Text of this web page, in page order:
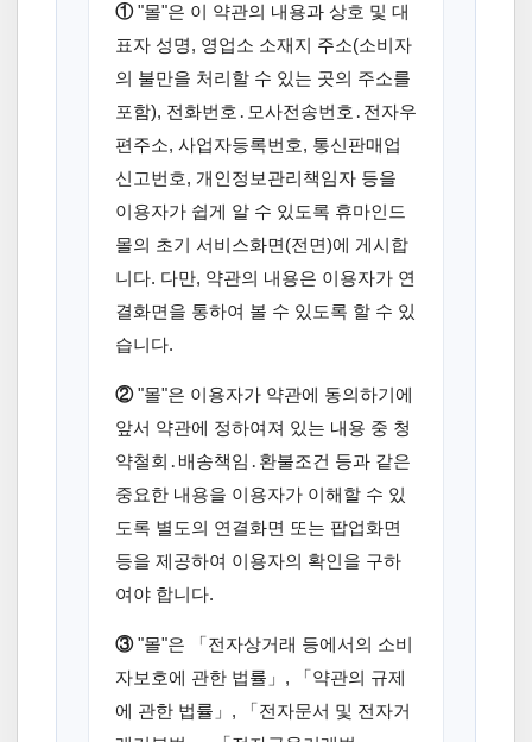
①"몰"은 이 약관의 내용과 상호 및 대
표자 성명, 영업소 소재지 주소(소비자
의 불만을 처리할 수 있는 곳의 주소를
포함), 전화번호․모사전송번호․전자우
편주소, 사업자등록번호, 통신판매업
신고번호, 개인정보관리책임자 등을
이용자가 쉽게 알 수 있도록 휴마인드
몰의 초기 서비스화면(전면)에 게시합
니다. 다만, 약관의 내용은 이용자가 연
결화면을 통하여 볼 수 있도록 할 수 있
습니다.
②"몰"은 이용자가 약관에 동의하기에
앞서 약관에 정하여져 있는 내용 중 청
약철회․배송책임․환불조건 등과 같은
중요한 내용을 이용자가 이해할 수 있
도록 별도의 연결화면 또는 팝업화면
등을 제공하여 이용자의 확인을 구하
여야 합니다.
③"몰"은 「전자상거래 등에서의 소비
자보호에 관한 법률」, 「약관의 규제
에 관한 법률」, 「전자문서 및 전자거